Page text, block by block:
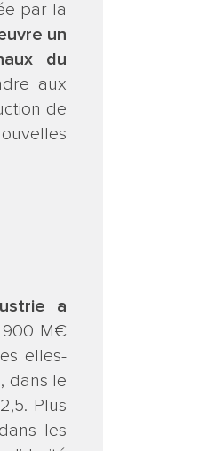
par la
un
du
aux
de
a
900 M€
elles-
dans le
Plus
les